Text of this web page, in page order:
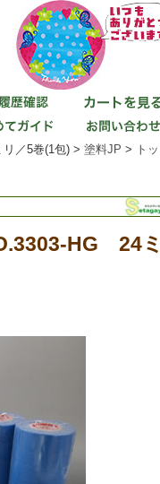
／5巻(1包) > 塗料JP > ト
HG 24ミ